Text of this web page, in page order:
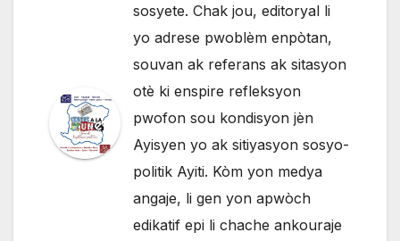
sosyete. Chak jou, editoryal li
yo adrese pwoblèm enpòtan,
souvan ak referans ak sitasyon
otè ki enspire refleksyon
pwofon sou kondisyon jèn
Ayisyen yo ak sitiyasyon sosyo-
politik Ayiti. Kòm yon medya
angaje, li gen yon apwòch
edikatif epi li chache ankouraje